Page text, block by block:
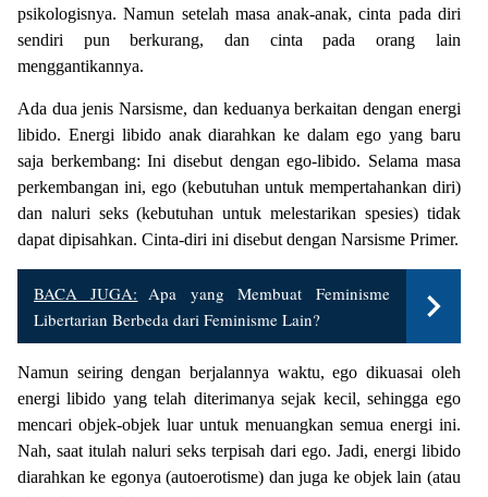
psikologisnya. Namun setelah masa anak-anak, cinta pada diri
sendiri pun berkurang, dan cinta pada orang lain
menggantikannya.
Ada dua jenis Narsisme, dan keduanya berkaitan dengan energi
libido. Energi libido anak diarahkan ke dalam ego yang baru
saja berkembang: Ini disebut dengan ego-libido. Selama masa
perkembangan ini, ego (kebutuhan untuk mempertahankan diri)
dan naluri seks (kebutuhan untuk melestarikan spesies) tidak
dapat dipisahkan. Cinta-diri ini disebut dengan Narsisme Primer.
BACA JUGA: Apa yang Membuat Feminisme
Libertarian Berbeda dari Feminisme Lain?
Namun seiring dengan berjalannya waktu, ego dikuasai oleh
energi libido yang telah diterimanya sejak kecil, sehingga ego
mencari objek-objek luar untuk menuangkan semua energi ini.
Nah, saat itulah naluri seks terpisah dari ego. Jadi, energi libido
diarahkan ke egonya (autoerotisme) dan juga ke objek lain (atau